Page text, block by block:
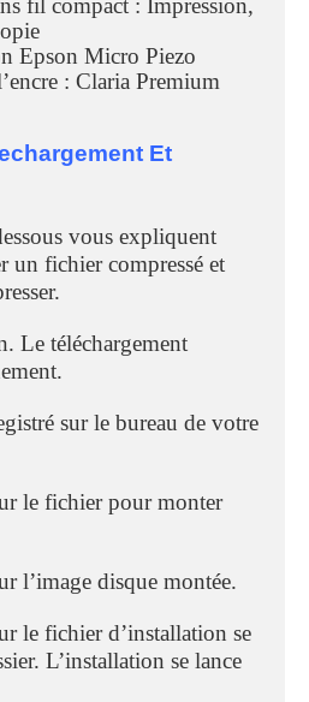
Epson Micro Piezo
: Claria Premium
Et
vous expliquent
un fichier compressé et
Le téléchargement
sur le bureau de votre
le fichier pour monter
l’image disque montée.
le fichier d’installation se
L’installation se lance